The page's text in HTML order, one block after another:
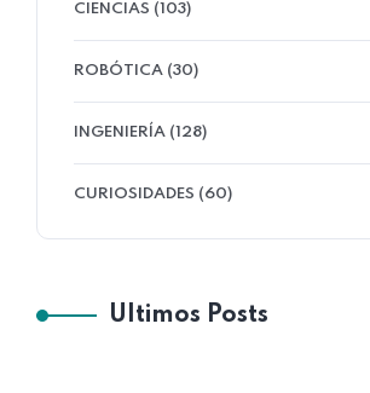
CIENCIAS (103)
ROBÓTICA (30)
INGENIERÍA (128)
CURIOSIDADES (60)
Ultimos Posts